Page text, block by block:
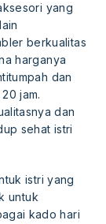
yang
berkualitas
harganya
dan
jam.
dan
sehat istri
istri yang
untuk
kado hari